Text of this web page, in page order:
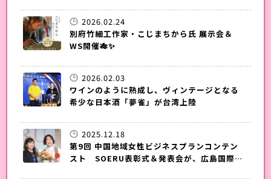
2026.02.24
別府竹細工作家・こじまちから氏 展示会＆
WS開催🎋✨
2026.02.03
ワインのように熟成し、ヴィンテージとなる
希少な日本酒「夢雀」が台湾上陸
2025.12.18
第9回 中国地域女性ビジネスプランコンテン
スト SOERU表彰式＆発表会が、広島国際会